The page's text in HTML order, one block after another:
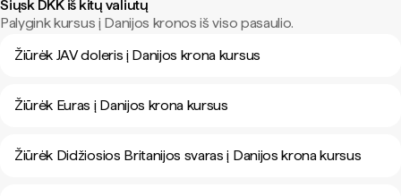
Siųsk DKK iš kitų valiutų
Palygink kursus į Danijos kronos iš viso pasaulio.
Žiūrėk JAV doleris į Danijos krona kursus
Žiūrėk Euras į Danijos krona kursus
Žiūrėk Didžiosios Britanijos svaras į Danijos krona kursus